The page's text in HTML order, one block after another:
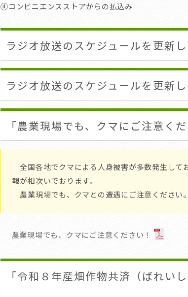
④コンビニエンスストアからの払込み
ラジオ放送のスケジュールを更新し
ラジオ放送のスケジュールを更新し
「農業現場でも、クマにご注意くだ
全国各地でクマによる人身被害が多数発生して
報が相次いでおります。
農業現場でも、クマとの遭遇にご注意ください。
農業現場でも、クマにご注意ください！
「令和８年産畑作物共済（ばれい